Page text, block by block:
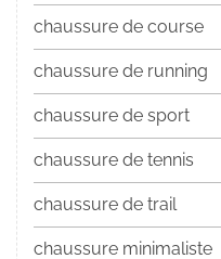
chaussure de course
chaussure de running
chaussure de sport
chaussure de tennis
chaussure de trail
chaussure minimaliste